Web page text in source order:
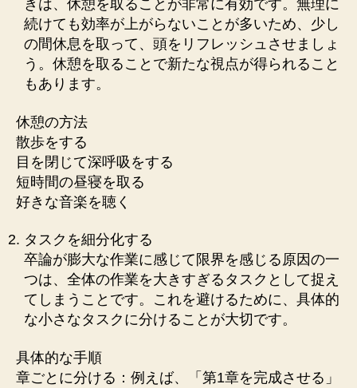
きは、休憩を取ることが非常に有効です。無理に
続けても効率が上がらないことが多いため、少し
の間休息を取って、頭をリフレッシュさせましょ
う。休憩を取ることで新たな視点が得られること
もあります。
休憩の方法
散歩をする
目を閉じて深呼吸をする
短時間の昼寝を取る
好きな音楽を聴く
タスクを細分化する
卒論が膨大な作業に感じて限界を感じる原因の一
つは、全体の作業を大きすぎるタスクとして捉え
てしまうことです。これを避けるために、具体的
な小さなタスクに分けることが大切です。
具体的な手順
章ごとに分ける：例えば、「第1章を完成させる」